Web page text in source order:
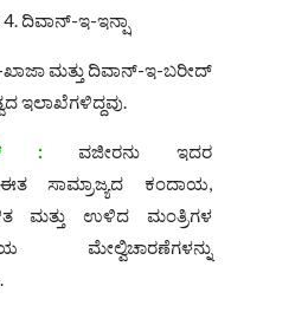
ದಿವಾನ್‌-ಇ-ಇನ್ಷಾ
ಮತ್ತು ದಿವಾನ್-ಇ-ಬರೀದ್
ಇಲಾಖೆಗಳಿದ್ದವು.
: ವಜೀರನು ಇದರ
ಈತ ಸಾಮ್ರಾಜ್ಯದ ಕಂದಾಯ,
ಮತ್ತು ಉಳಿದ ಮಂತ್ರಿಗಳ
ಮೇಲ್ವಿಚಾರಣೆಗಳನ್ನು